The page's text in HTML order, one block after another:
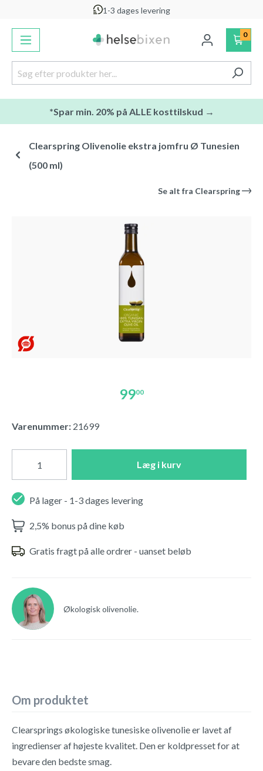
1-3 dages levering
0
*Spar min. 20% på ALLE kosttilskud →
Clearspring Olivenolie ekstra jomfru Ø Tunesien
(500 ml)
Se alt fra Clearspring
9900
Varenummer: 21699
Læg i kurv
På lager - 1-3 dages levering
2,5% bonus på dine køb
Gratis fragt på alle ordrer - uanset beløb
Økologisk olivenolie.
Om produktet
Clearsprings økologiske tunesiske olivenolie er lavet af
ingredienser af højeste kvalitet. Den er koldpresset for at
bevare den bedste smag.